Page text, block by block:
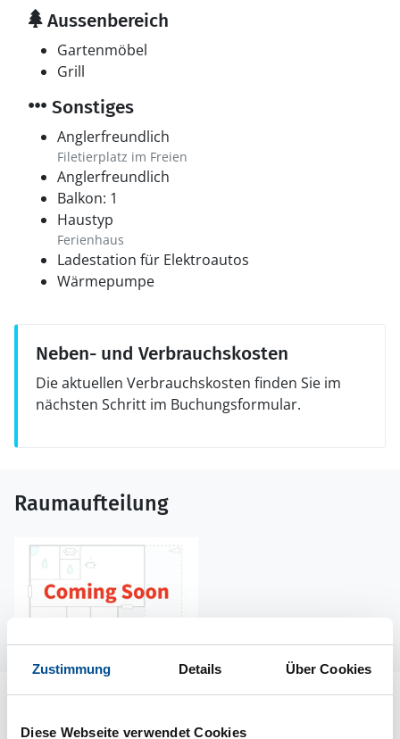
Zustimmung Details Über Cookies
Diese Webseite verwendet Cookies
Aussenbereich
Gartenmöbel
Grill
Sonstiges
Anglerfreundlich
Filetierplatz im Freien
Anglerfreundlich
Balkon: 1
Haustyp
Ferienhaus
Ladestation für Elektroautos
Wärmepumpe
Neben- und Verbrauchskosten
Die aktuellen Verbrauchskosten finden Sie im
nächsten Schritt im Buchungsformular.
Raumaufteilung